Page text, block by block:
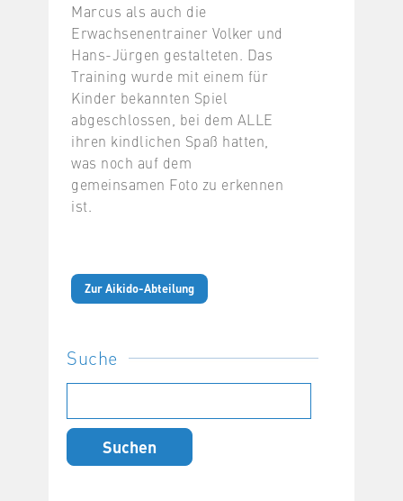
Marcus als auch die
Erwachsenentrainer Volker und
Hans-Jürgen gestalteten. Das
Training wurde mit einem für
Kinder bekannten Spiel
abgeschlossen, bei dem ALLE
ihren kindlichen Spaß hatten,
was noch auf dem
gemeinsamen Foto zu erkennen
ist.
Zur Aikido-Abteilung
Suche
nach: